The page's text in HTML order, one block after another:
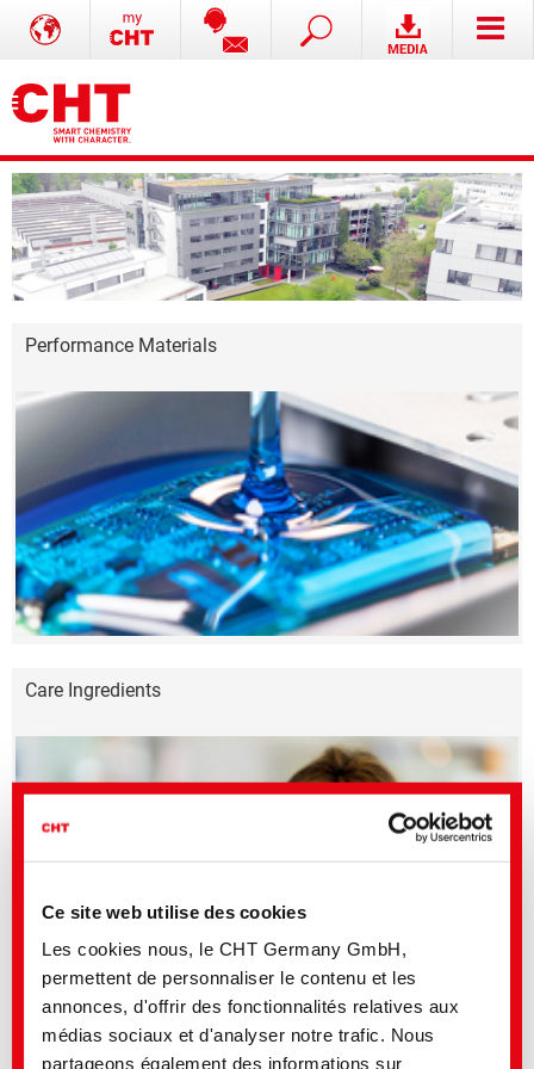
Ce site web utilise des cookies
Les cookies nous, le CHT Germany GmbH,
permettent de personnaliser le contenu et les
annonces, d'offrir des fonctionnalités relatives aux
médias sociaux et d'analyser notre trafic. Nous
partageons également des informations sur
Performance Materials
Care Ingredients
Paper Technologies